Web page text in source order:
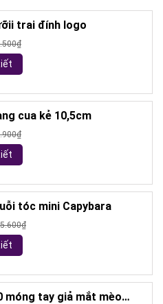
trai đính logo
cua kẻ 10,5cm
tóc mini Capybara
móng tay giả mắt mèo